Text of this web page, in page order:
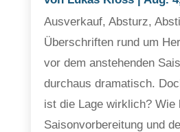
Ausverkauf, Absturz,
Überschriften rund um
vor dem anstehenden
durchaus dramatisch.
ist die Lage wirklich? Wie
Saisonvorbereitung und